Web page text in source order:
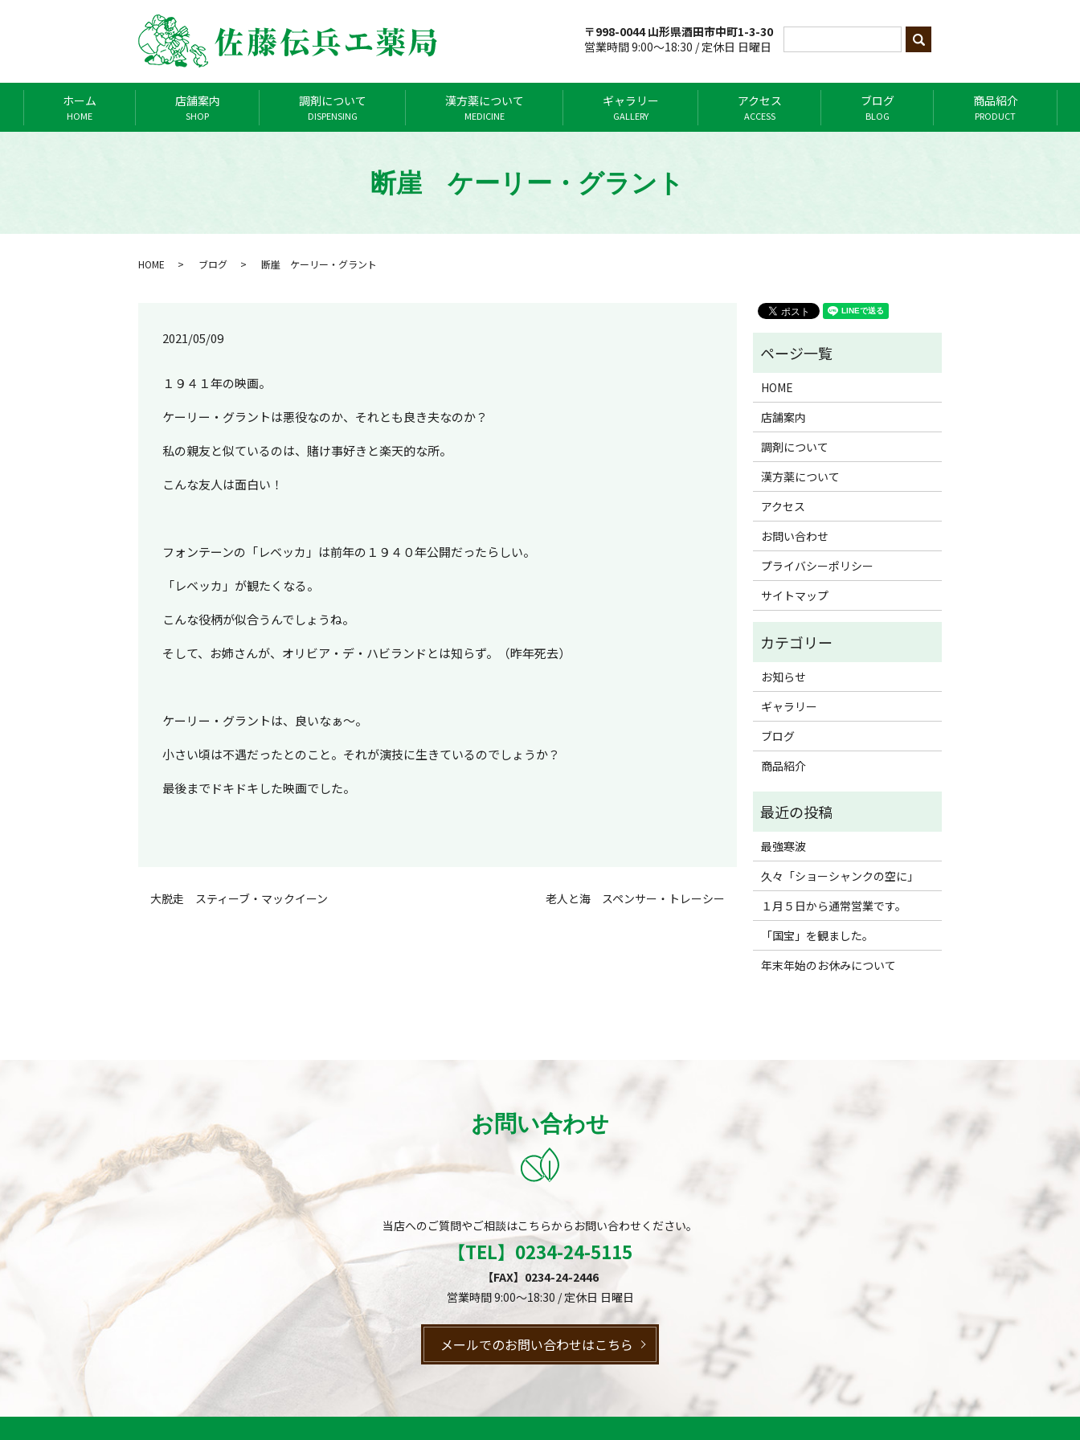
〒998-0044 山形県酒田市中町1-3-30
営業時間 9:00～18:30 / 定休日 日曜日
ホーム
HOME
店舗案内
SHOP
調剤について
DISPENSING
漢方薬について
MEDICINE
ギャラリー
GALLERY
アクセス
ACCESS
ブログ
BLOG
商品紹介
PRODUCT
断崖 ケーリー・グラント
HOME ブログ 断崖 ケーリー・グラント
2021/05/09
１９４１年の映画。
ケーリー・グラントは悪役なのか、それとも良き夫なのか？
私の親友と似ているのは、賭け事好きと楽天的な所。
こんな友人は面白い！
フォンテーンの「レベッカ」は前年の１９４０年公開だったらしい。
「レベッカ」が観たくなる。
こんな役柄が似合うんでしょうね。
そして、お姉さんが、オリビア・デ・ハビランドとは知らず。（昨年死去）
ケーリー・グラントは、良いなぁ～。
小さい頃は不遇だったとのこと。それが演技に生きているのでしょうか？
最後までドキドキした映画でした。
大脱走 スティーブ・マックイーン 老人と海 スペンサー・トレーシー
HOME
店舗案内
調剤について
漢方薬について
アクセス
お問い合わせ
プライバシーポリシー
サイトマップ
お知らせ
ギャラリー
ブログ
商品紹介
最強寒波
久々「ショーシャンクの空に」
１月５日から通常営業です。
「国宝」を観ました。
年末年始のお休みについて
お問い合わせ
当店へのご質問やご相談はこちらからお問い合わせください。
【TEL】 0234-24-5115
【FAX】0234-24-2446
営業時間 9:00～18:30 / 定休日 日曜日
メールでのお問い合わせはこちら